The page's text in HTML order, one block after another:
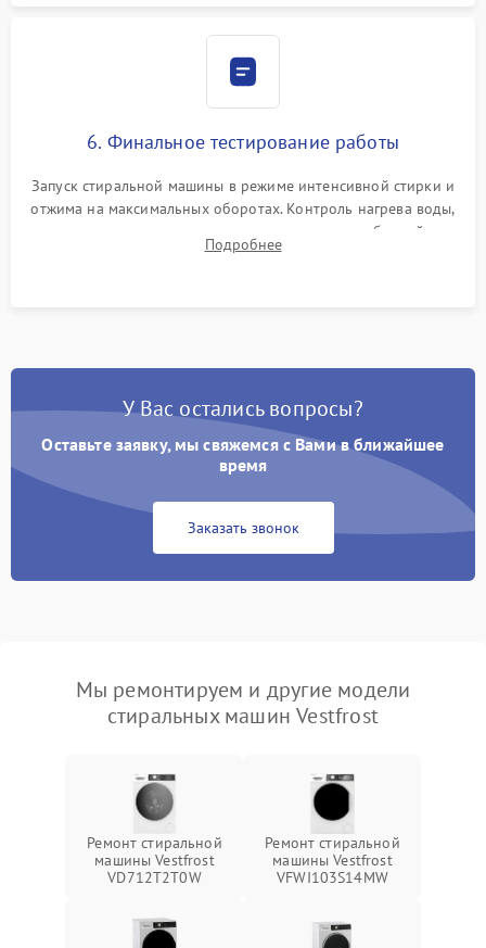
6. Финальное тестирование работы
Запуск стиральной машины в режиме интенсивной стирки и
отжима на максимальных оборотах. Контроль нагрева воды,
корректности слива, отсутствия излишних вибраций,
посторонних стуков и протечек под корпусом.
Подробнее
У Вас остались вопросы?
Оставьте заявку, мы свяжемся с Вами в ближайшее
время
Заказать звонок
Мы ремонтируем и другие модели
стиральных машин Vestfrost
Ремонт стиральной
машины Vestfrost
VD712T2T0W
Ремонт стиральной
машины Vestfrost
VFWI103S14MW